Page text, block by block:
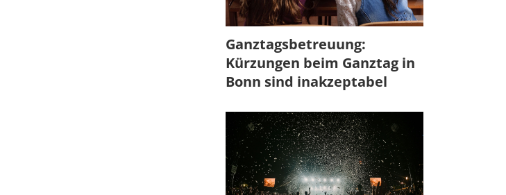
Ganztagsbetreuung:
Kürzungen beim Ganztag in
Bonn sind inakzeptabel